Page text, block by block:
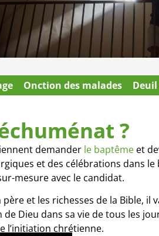
Onction des malades
?
demander le baptême et
et des célébrations dans
mesure avec le candidat.
et les richesses de la Bible, il
Dieu dans sa vie de tous les
l’initiation chrétienne.